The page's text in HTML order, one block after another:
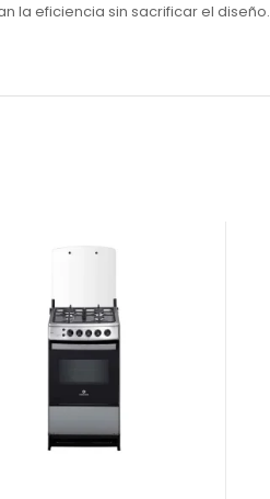
la eficiencia sin sacrificar el diseño.